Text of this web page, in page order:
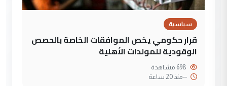
سياسية
قرار حكومي يخص الموافقات الخاصة بالحصص
الوقودية للمولدات الأهلية
--منذ 20 ساعة